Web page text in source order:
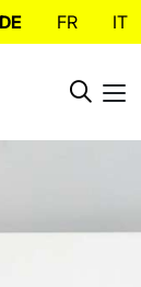
DE FR IT